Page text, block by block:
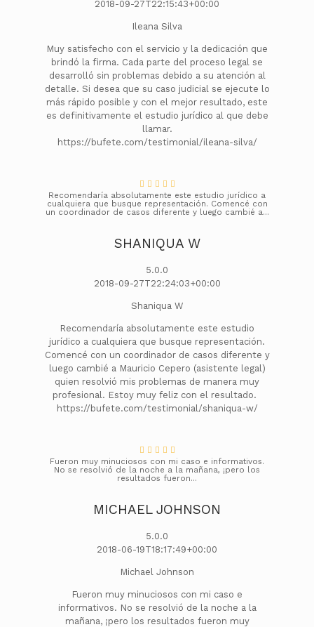
2018-09-27T22:15:43+00:00
Ileana Silva
Muy satisfecho con el servicio y la dedicación que
brindó la firma. Cada parte del proceso legal se
desarrolló sin problemas debido a su atención al
detalle. Si desea que su caso judicial se ejecute lo
más rápido posible y con el mejor resultado, este
es definitivamente el estudio jurídico al que debe
llamar.
https://bufete.com/testimonial/ileana-silva/
Recomendaría absolutamente este estudio jurídico a
cualquiera que busque representación. Comencé con
un coordinador de casos diferente y luego cambié a...
SHANIQUA W
5.0.0
2018-09-27T22:24:03+00:00
Shaniqua W
Recomendaría absolutamente este estudio
jurídico a cualquiera que busque representación.
Comencé con un coordinador de casos diferente y
luego cambié a Mauricio Cepero (asistente legal)
quien resolvió mis problemas de manera muy
profesional. Estoy muy feliz con el resultado.
https://bufete.com/testimonial/shaniqua-w/
Fueron muy minuciosos con mi caso e informativos.
No se resolvió de la noche a la mañana, ¡pero los
resultados fueron...
MICHAEL JOHNSON
5.0.0
2018-06-19T18:17:49+00:00
Michael Johnson
Fueron muy minuciosos con mi caso e
informativos. No se resolvió de la noche a la
mañana, ¡pero los resultados fueron muy